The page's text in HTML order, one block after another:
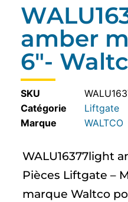
amber
6″-
SKU
Catégorie
Liftgate
WALTCO
WALU16377light
Pièces Liftgate –
marque Waltco